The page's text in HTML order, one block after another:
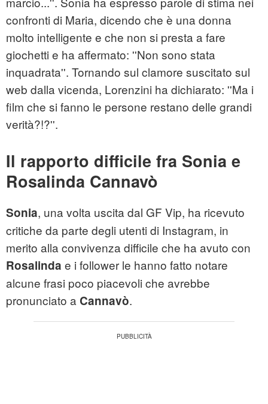
confronti di Maria, dicendo che è una donna
molto intelligente e che non si presta a fare
giochetti e ha affermato: ''Non sono stata
inquadrata''. Tornando sul clamore suscitato sul
web dalla vicenda, Lorenzini ha dichiarato: ''Ma i
film che si fanno le persone restano delle grandi
verità?!?''.
Il rapporto difficile fra Sonia e
Rosalinda Cannavò
Sonia, una volta uscita dal GF Vip, ha ricevuto
critiche da parte degli utenti di Instagram, in
merito alla convivenza difficile che ha avuto con
Rosalinda e i follower le hanno fatto notare
alcune frasi poco piacevoli che avrebbe
pronunciato a Cannavò.